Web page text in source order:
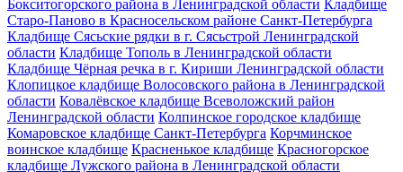
Бокситогорского района в Ленинградской области Кладбище
Старо-Паново в Красносельском районе Санкт-Петербурга
Кладбище Сясьские рядки в г. Сясьстрой Ленинградской
области Кладбище Тополь в Ленинградской области
Кладбище Чёрная речка в г. Кириши Ленинградской области
Клопицкое кладбище Волосовского района в Ленинградской
области Ковалёвское кладбище Всеволожский район
Ленинградской области Колпинское городское кладбище
Комаровское кладбище Санкт-Петербурга Корчминское
воинское кладбище Красненькое кладбище Красногорское
кладбище Лужского района в Ленинградской области